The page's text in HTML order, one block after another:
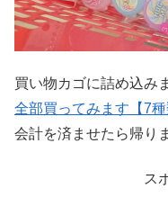
買い物カゴに詰め込み
全部買ってみます【7種
会計を済ませたら帰り
ス